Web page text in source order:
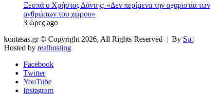
Ξεσπά ο Χρήστος Δάντης: «Δεν περίμενα την αχαριστία των
ανθρώπων του χώρου»
3 ώρες ago
kontasas.gr © Copyright 2026, All Rights Reserved | By Sp |
Hosted by realhosting
Facebook
Twitter
YouTube
Instagram